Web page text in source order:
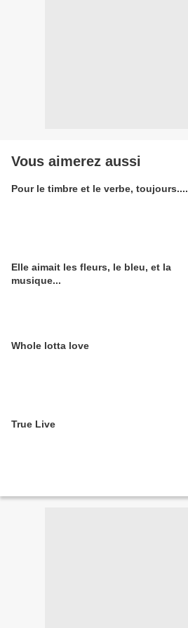
Vous aimerez aussi
Pour le timbre et le verbe, toujours....
Elle aimait les fleurs, le bleu, et la
musique...
Whole lotta love
True Live